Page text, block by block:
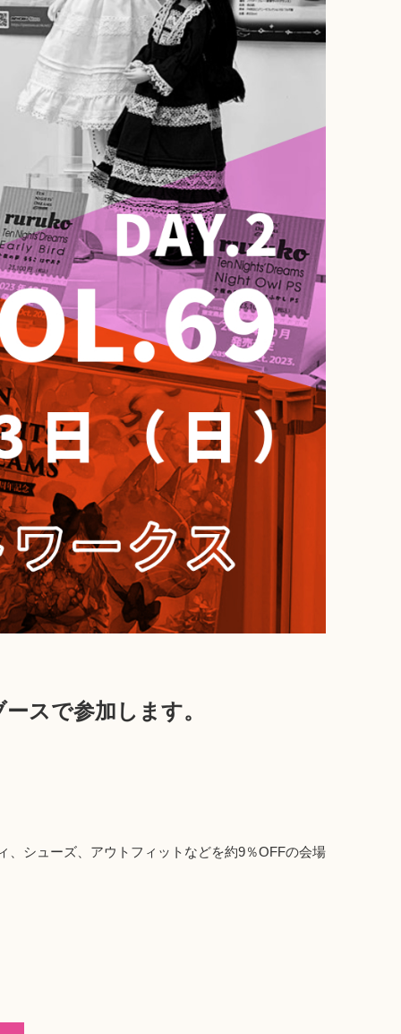
スで参加します。
シューズ、アウトフィットなどを約9％OFFの会場